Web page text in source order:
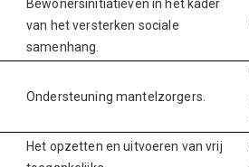
Bewonersinitiatieven in het kader
van het versterken sociale
samenhang.
Ondersteuning mantelzorgers.
Het opzetten en uitvoeren van vrij